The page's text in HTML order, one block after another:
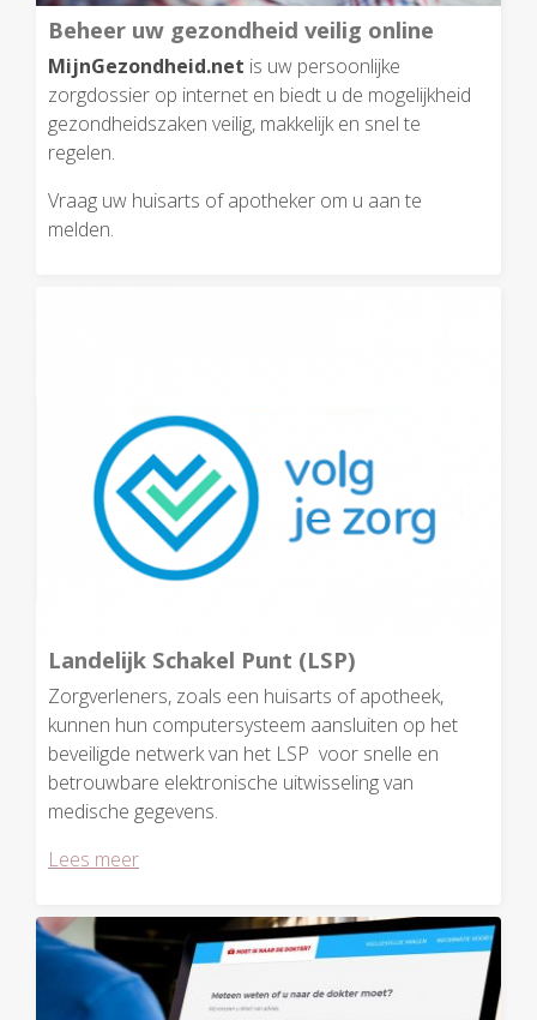
Beheer uw gezondheid veilig online
MijnGezondheid.net is uw persoonlijke
zorgdossier op internet en biedt u de mogelijkheid
gezondheidszaken veilig, makkelijk en snel te
regelen.
Vraag uw huisarts of apotheker om u aan te
melden.
Landelijk Schakel Punt (LSP)
Zorgverleners, zoals een huisarts of apotheek,
kunnen hun computersysteem aansluiten op het
beveiligde netwerk van het LSP voor snelle en
betrouwbare elektronische uitwisseling van
medische gegevens.
Lees meer